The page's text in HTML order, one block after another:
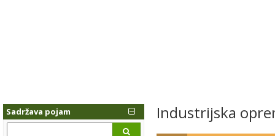
Sadržava pojam Industrijska